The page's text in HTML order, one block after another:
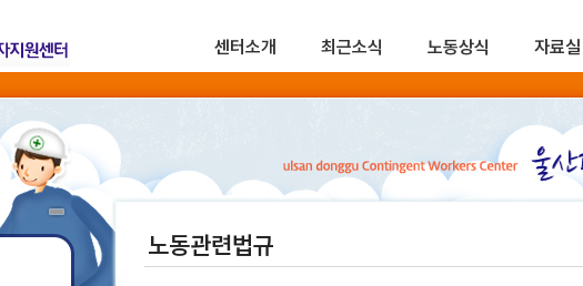
센터소개 최근소식 노동상식 자료실
노동관련법규